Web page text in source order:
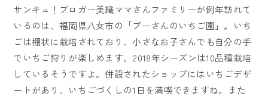
サンキュ！ブロガー美織ママさんファミリーが例年訪れて
いるのは、福岡県八女市の「プーさんのいちご園」。いち
ごは棚状に栽培されており、小さなお子さんでも自分の手
でいちご狩りが楽しめます。2018年シーズンは10品種栽培
しているそうですよ。併設されたショップにはいちごデザ
ートがあり、いちごづくしの1日を満喫できますね。また